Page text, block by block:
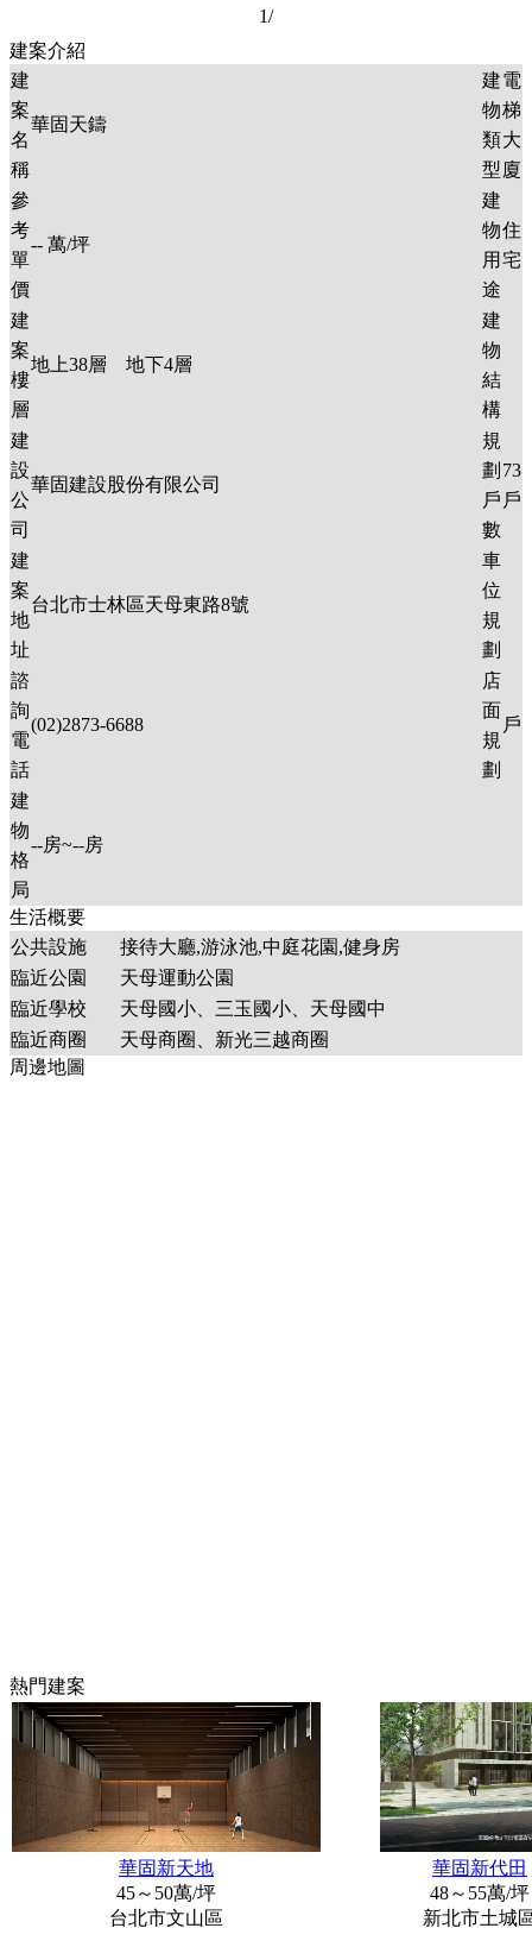
1/
建案介紹
建
案
名
稱
華固天鑄
建
物
類
型
電
梯
大
廈
參
考
單
價
-- 萬/坪
建
物
用
途
住
宅
建
案
樓
層
地上38層 地下4層
建
物
結
構
建
設
公
司
華固建設股份有限公司
規
劃
戶
數
73
戶
建
案
地
址
台北市士林區天母東路8號
車
位
規
劃
諮
詢
電
話
(02)2873-6688
店
面
規
劃
戶
建
物
格
局
--房~--房
生活概要
公共設施
接待大廳,游泳池,中庭花園,健身房
臨近公園
天母運動公園
臨近學校
天母國小、三玉國小、天母國中
臨近商圈
天母商圈、新光三越商圈
周邊地圖
熱門建案
華固新天地
45～50萬/坪
台北市文山區
華固新代田
48～55萬/坪
新北市土城